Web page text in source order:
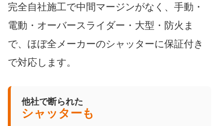
完全自社施工で中間マージンがなく、手動・
電動・オーバースライダー・大型・防火ま
で、ほぼ全メーカーのシャッターに保証付き
で対応します。
他社で断られた
シャッターも